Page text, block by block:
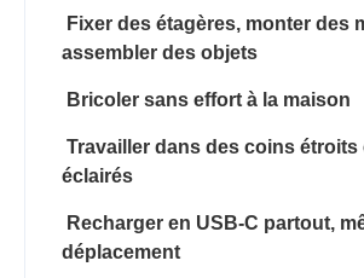
Fixer des étagères, monter des
assembler des objets
Bricoler sans effort à la maison
Travailler dans des coins étroits
éclairés
Recharger en USB-C partout,
déplacement